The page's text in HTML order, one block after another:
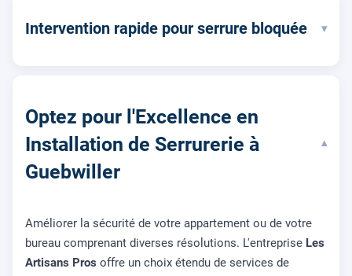
Intervention rapide pour serrure bloquée ▾
Optez pour l'Excellence en
Installation de Serrurerie à
Guebwiller
▾
Améliorer la sécurité de votre appartement ou de votre
bureau comprenant diverses résolutions. L'entreprise Les
Artisans Pros offre un choix étendu de services de